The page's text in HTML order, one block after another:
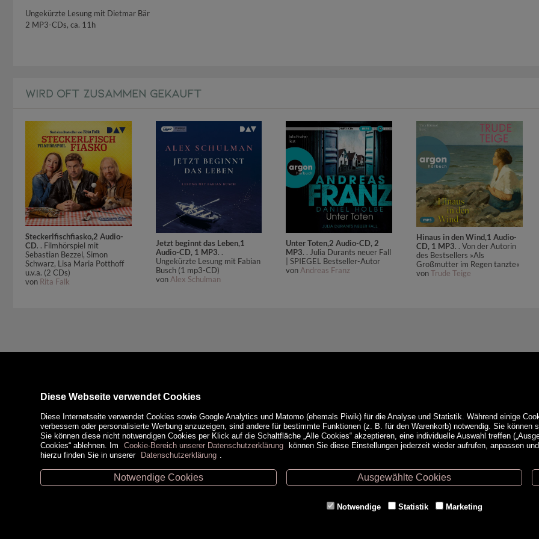
Ungekürzte Lesung mit Dietmar Bär
2 MP3-CDs, ca. 11h
WIRD OFT ZUSAMMEN GEKAUFT
Steckerlfischfiasko,2 Audio-
CD. . Filmhörspiel mit
Sebastian Bezzel, Simon
Schwarz, Lisa Maria Potthoff
u.v.a. (2 CDs)
von Rita Falk
Jetzt beginnt das Leben,1
Audio-CD, 1 MP3. .
Ungekürzte Lesung mit Fabian
Busch (1 mp3-CD)
von Alex Schulman
Unter Toten,2 Audio-CD, 2
MP3. . Julia Durants neuer Fall
| SPIEGEL Bestseller-Autor
von Andreas Franz
Hinaus in den Wind,1 Audio-
CD, 1 MP3. . Von der Autorin
des Bestsellers »Als
Großmutter im Regen tanzte«
vonTrude Teige
Unsere Öffnungszeiten Zahlungsmethoden Service
Versandkosten
Diese Webseite verwendet Cookies
Diese Internetseite verwendet Cookies sowie Google Analytics und Matomo (ehemals Piwik) für die Analyse und Statistik. Während einige
verbessern oder personalisierte Werbung anzuzeigen, sind andere für bestimmte Funktionen (z. B. für den Warenkorb) notwendig. Sie
Sie können diese nicht notwendigen Cookies per Klick auf die Schaltfläche „Alle Cookies“ akzeptieren, eine individuelle Auswahl treffen
Cookies“ ablehnen. Im
Cookie-Bereich unserer Datenschutzerklärung
können Sie diese Einstellungen jederzeit wieder aufrufen, anpassen
hierzu finden Sie in unserer
Datenschutzerklärung
Notwendige Cookies Ausgewählte Cookies
Notwendige Statistik Marketing